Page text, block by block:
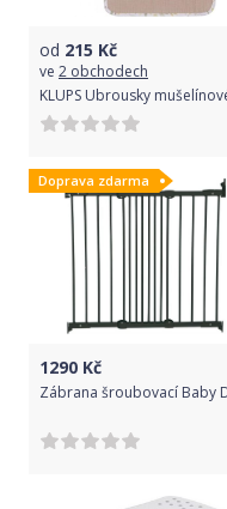
od 215 Kč
ve 2 obchodech
Doprava zdarma
1290 Kč